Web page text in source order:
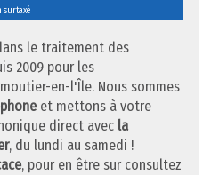
surtaxé
le traitement des
2009 pour les
en-l'Île. Nous sommes
et mettons à votre
direct avec la
, du lundi au samedi !
, pour en être sur consultez